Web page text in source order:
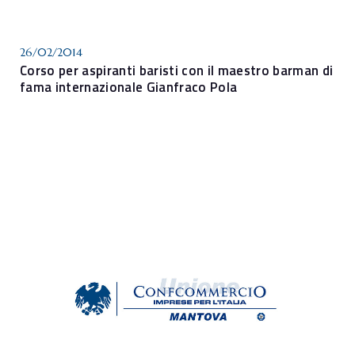
26/02/2014
Corso per aspiranti baristi con il maestro barman di
fama internazionale Gianfraco Pola